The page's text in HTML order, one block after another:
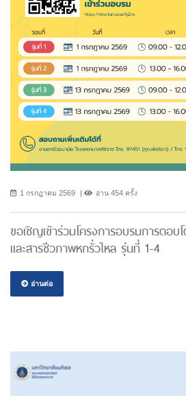
1 กรกฎาคม 2569 อ่าน 454 ครั้ง
ขอเชิญเข้าร่วมโครงการอบรมการตอบ
และสารชีวภาพหกรั่วไหล รุ่นที่ 1-4
อ่านต่อ